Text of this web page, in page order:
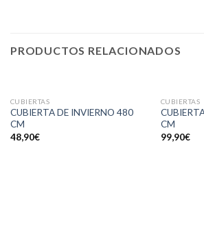
PRODUCTOS RELACIONADOS
CUBIERTAS
CUBIERTA DE INVIERNO 480
CM
48,90€
CUBIERTAS
CM
99,90€